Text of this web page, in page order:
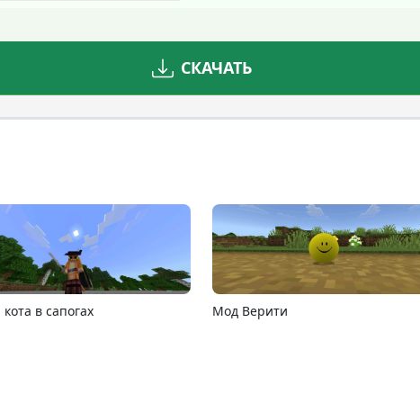
который демонстрирует внешность чудовища,
кровавые брызги на лице — от такого станет страшно
СКАЧАТЬ